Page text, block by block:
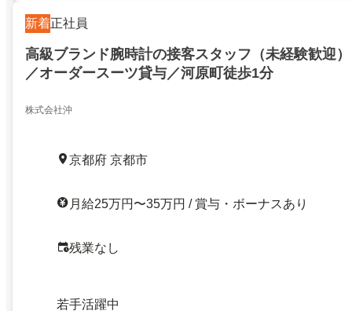
新着正社員
高級ブランド腕時計の接客スタッフ（未経験歓迎
／オーダースーツ貸与／河原町徒歩1分
株式会社沖
京都府 京都市
月給25万円〜35万円 / 賞与・ボーナスあり
残業なし
若手活躍中